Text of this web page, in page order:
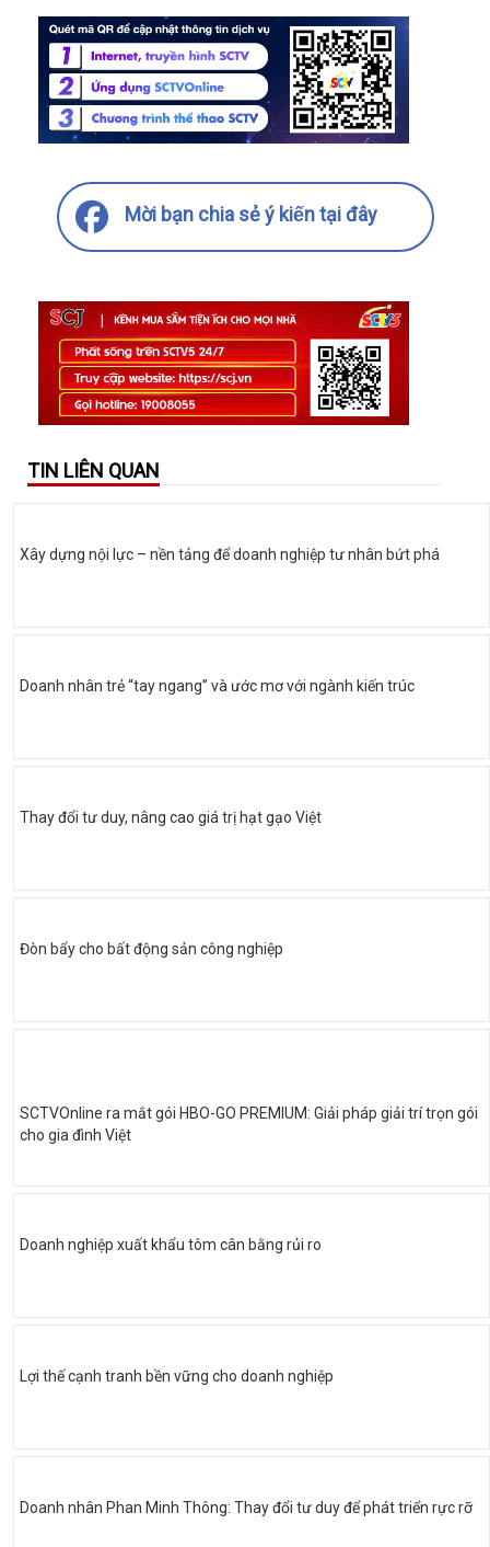
Mời bạn chia sẻ ý kiến tại đây
TIN LIÊN QUAN
Xây dựng nội lực – nền tảng để doanh nghiệp tư nhân bứt phá
Doanh nhân trẻ “tay ngang” và ước mơ với ngành kiến trúc
Thay đổi tư duy, nâng cao giá trị hạt gạo Việt
Đòn bẩy cho bất động sản công nghiệp
SCTVOnline ra mắt gói HBO-GO PREMIUM: Giải pháp giải trí trọn gói
cho gia đình Việt
Doanh nghiệp xuất khẩu tôm cân bằng rủi ro
Lợi thế cạnh tranh bền vững cho doanh nghiệp
Doanh nhân Phan Minh Thông: Thay đổi tư duy để phát triển rực rỡ